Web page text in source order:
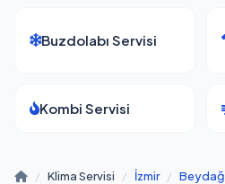
Buzdolabı Servisi
Kombi Servisi
/ Klima Servisi / İzmir / Beydağ